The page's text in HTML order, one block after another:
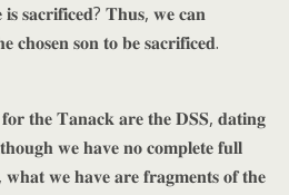
𝐢𝐬 𝐬𝐚𝐜𝐫𝐢𝐟𝐢𝐜𝐞𝐝? 𝐓𝐡𝐮𝐬, 𝐰𝐞 𝐜𝐚𝐧
𝐜𝐡𝐨𝐬𝐞𝐧 𝐬𝐨𝐧 𝐭𝐨 𝐛𝐞 𝐬𝐚𝐜𝐫𝐢𝐟𝐢𝐜𝐞𝐝.
𝐟𝐨𝐫 𝐭𝐡𝐞 𝐓𝐚𝐧𝐚𝐜𝐤 𝐚𝐫𝐞 𝐭𝐡𝐞 𝐃𝐒𝐒, 𝐝𝐚𝐭𝐢𝐧𝐠
𝐰𝐞 𝐡𝐚𝐯𝐞 𝐧𝐨 𝐜𝐨𝐦𝐩𝐥𝐞𝐭𝐞 𝐟𝐮𝐥𝐥
𝐰𝐞 𝐡𝐚𝐯𝐞 𝐚𝐫𝐞 𝐟𝐫𝐚𝐠𝐦𝐞𝐧𝐭𝐬 𝐨𝐟 𝐭𝐡𝐞